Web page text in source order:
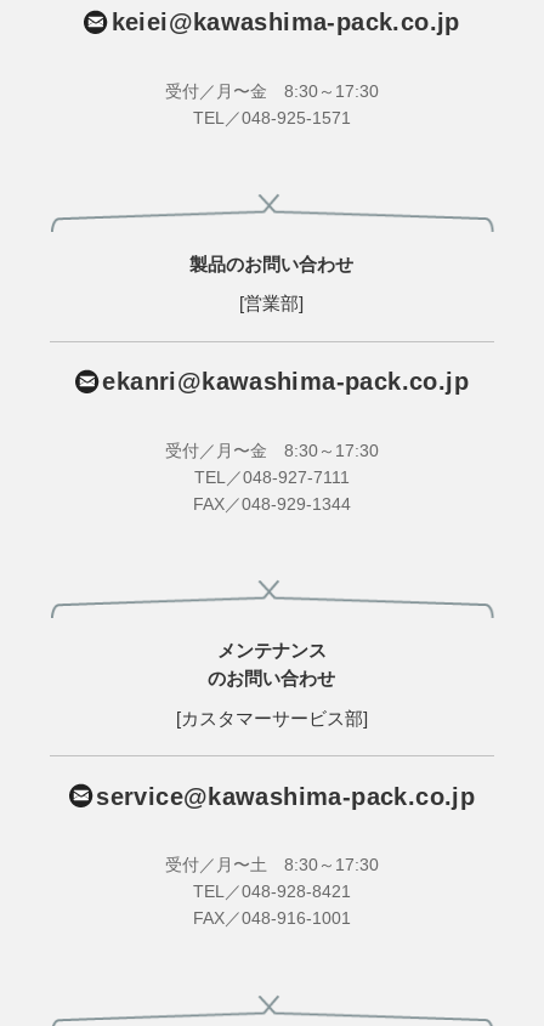
keiei@kawashima-pack.co.jp
受付／月〜金 8:30～17:30
TEL／048-925-1571
製品のお問い合わせ
[営業部]
ekanri@kawashima-pack.co.jp
受付／月〜金 8:30～17:30
TEL／048-927-7111
FAX／048-929-1344
メンテナンス
のお問い合わせ
[カスタマーサービス部]
service@kawashima-pack.co.jp
受付／月〜土 8:30～17:30
TEL／048-928-8421
FAX／048-916-1001